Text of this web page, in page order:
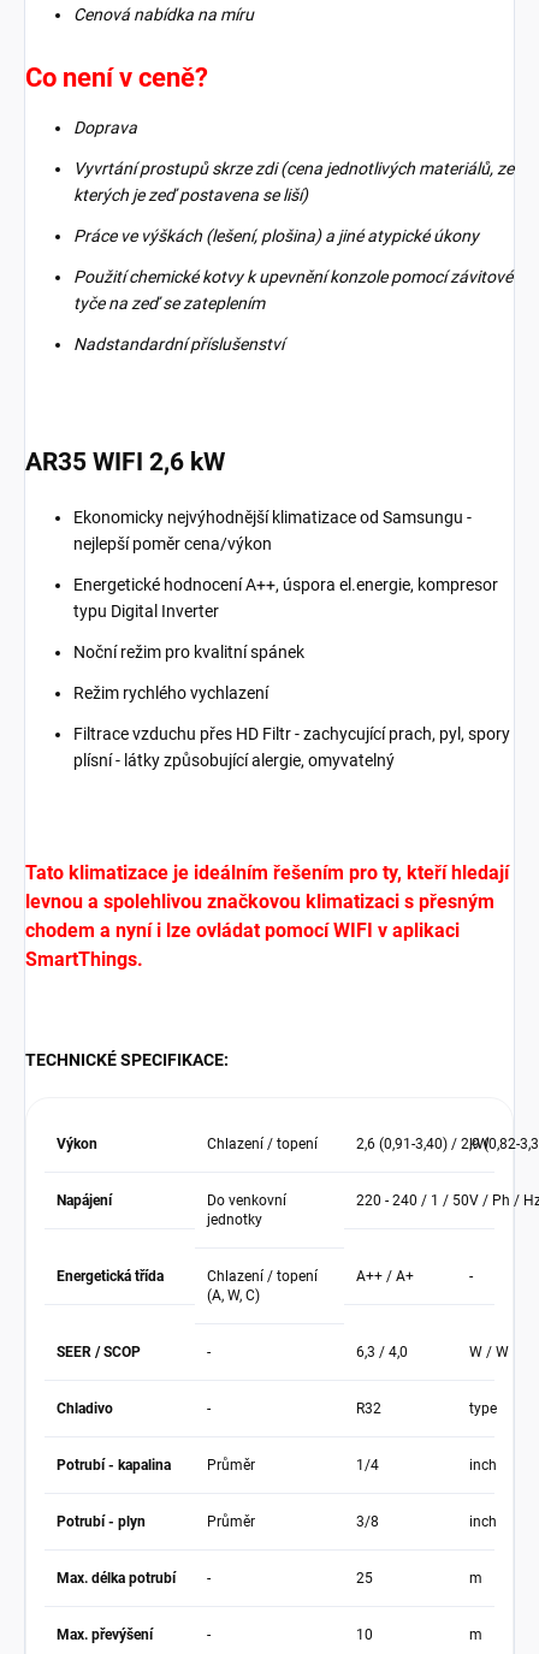
Cenová nabídka na míru
Co není v ceně?
Doprava
Vyvrtání prostupů skrze zdi (cena jednotlivých materiálů, ze
kterých je zeď postavena se liší)
Práce ve výškách (lešení, plošina) a jiné atypické úkony
Použití chemické kotvy k upevnění konzole pomocí závitové
tyče na zeď se zateplením
Nadstandardní příslušenství
AR35 WIFI 2,6 kW
Ekonomicky nejvýhodnější klimatizace od Samsungu -
nejlepší poměr cena/výkon
Energetické hodnocení A++, úspora el.energie, kompresor
typu Digital Inverter
Noční režim pro kvalitní spánek
Režim rychlého vychlazení
Filtrace vzduchu přes HD Filtr - zachycující prach, pyl, spory
plísní - látky způsobující alergie, omyvatelný
Tato klimatizace je ideálním řešením pro ty, kteří hledají
levnou a spolehlivou značkovou klimatizaci s přesným
chodem a nyní i lze ovládat pomocí WIFI v aplikaci
SmartThings.
TECHNICKÉ SPECIFIKACE:
Výkon Chlazení / topení 2,6 (0,91-3,40) / 2,9 (0,82-
kW
Napájení
Do venkovní
jednotky
220 - 240 / 1 / 50V / Ph /
Energetická třída
Chlazení / topení
(A, W, C)
A++ / A+ -
SEER / SCOP - 6,3 / 4,0 W / W
Chladivo - R32 type
Potrubí - kapalina Průměr 1/4 inch
Potrubí - plyn Průměr 3/8 inch
Max. délka potrubí - 25 m
Max. převýšení - 10 m